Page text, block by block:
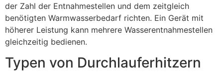
der Zahl der Entnahmestellen und dem zeitgleich
benötigten Warmwasserbedarf richten. Ein Gerät mit
höherer Leistung kann mehrere Wasserentnahmestellen
gleichzeitig bedienen.
Typen von Durchlauferhitzern